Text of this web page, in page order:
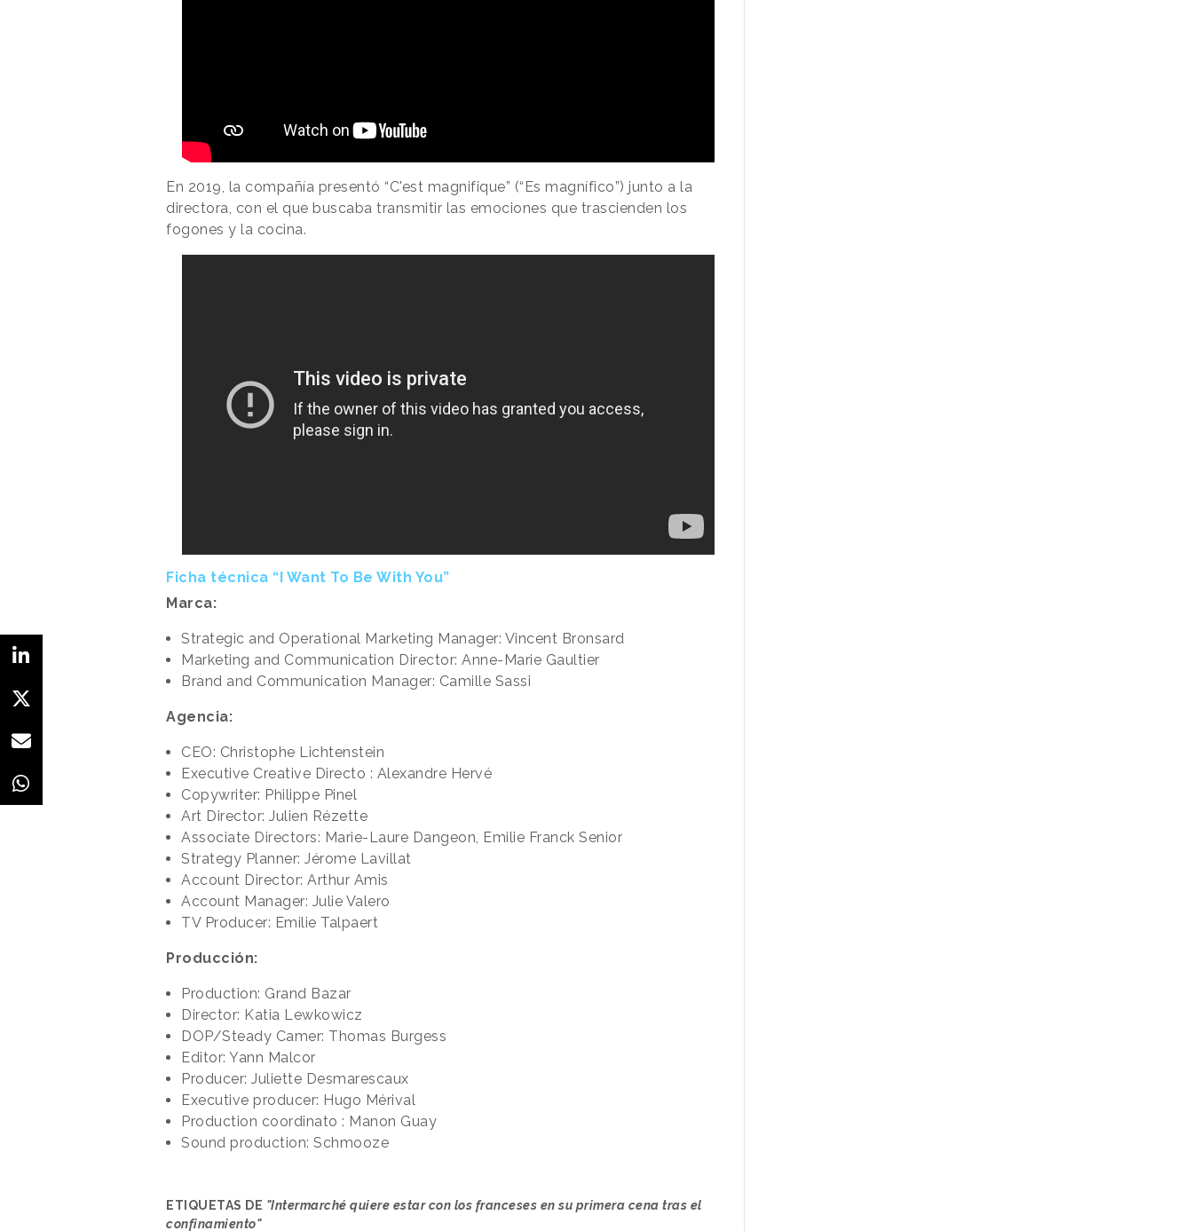
En 2019, la compañía presentó “C'est magnifique” (“Es magnífico”) junto a la
directora, con el que buscaba transmitir las emociones que trascienden los
fogones y la cocina.
Ficha técnica “I Want To Be With You”
Marca:
Strategic and Operational Marketing Manager: Vincent Bronsard
Marketing and Communication Director: Anne-Marie Gaultier
Brand and Communication Manager: Camille Sassi
Agencia:
CEO: Christophe Lichtenstein
Executive Creative Directo : Alexandre Hervé
Copywriter: Philippe Pinel
Art Director: Julien Rézette
Associate Directors: Marie-Laure Dangeon, Emilie Franck Senior
Strategy Planner: Jérome Lavillat
Account Director: Arthur Amis
Account Manager: Julie Valero
TV Producer: Emilie Talpaert
Producción:
Production: Grand Bazar
Director: Katia Lewkowicz
DOP/Steady Camer: Thomas Burgess
Editor: Yann Malcor
Producer: Juliette Desmarescaux
Executive producer: Hugo Mérival
Production coordinato : Manon Guay
Sound production: Schmooze
ETIQUETAS DE "Intermarché quiere estar con los franceses en su primera cena tras el
confinamiento"